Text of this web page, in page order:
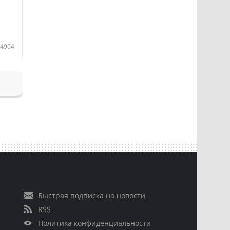
4964
Быстрая подписка на новости
RSS
Политика конфиденциальности